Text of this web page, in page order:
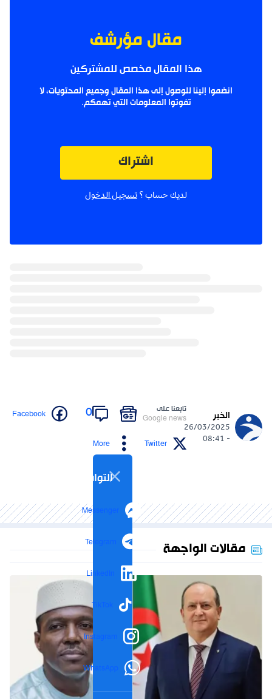
مقال مؤرشف
هذا المقال مخصص للمشتركين
انضموا إلينا للوصول إلى هذا المقال وجميع المحتويات، لا
تفوتوا المعلومات التي تهمكم.
اشتراك
لديك حساب ؟ تسجيل الدخول
الخبر
26/03/2025
- 08:41
تابعنا على
Google news
0
Facebook
Twitter
More
التواصل الاجتماعي
Messenger
Telegram
LinkedIn
TikTok
Instagram
WhatsApp
مقالات الواجهة